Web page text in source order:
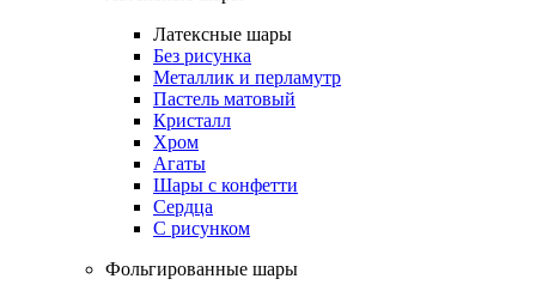
Латексные шары
Без рисунка
Металлик и перламутр
Пастель матовый
Кристалл
Хром
Агаты
Шары с конфетти
Сердца
С рисунком
Фольгированные шары